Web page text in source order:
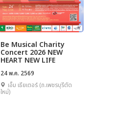
Be Musical Charity
Concert 2026 NEW
HEART NEW LIFE
24 พ.ค. 2569
เอ็ม เธียเตอร์ (ถ.เพชรบุรีตัด
ใหม่)